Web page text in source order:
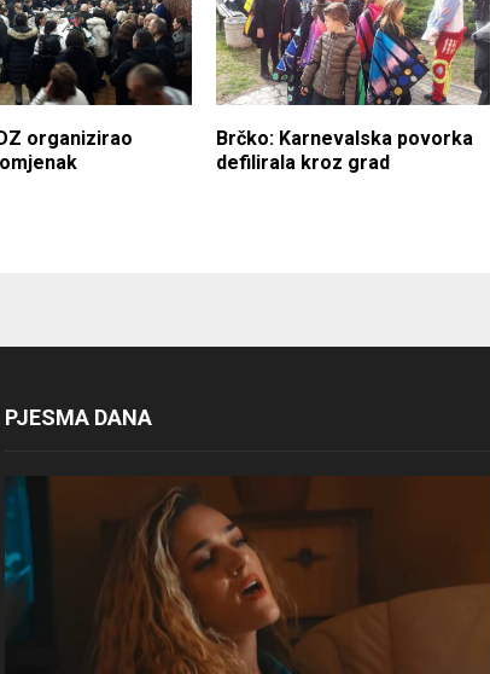
organizirao
Brčko: Karnevalska povorka
defilirala kroz grad
PJESMA DANA